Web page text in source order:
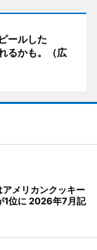
ールした
るかも。（広
アメリカンクッキー
1位に 2026年7月記